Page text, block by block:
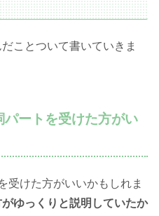
ことついて書いていきま
ートを受けた方がい
受けた方がいいかもしれま
ゆっくりと説明していたか